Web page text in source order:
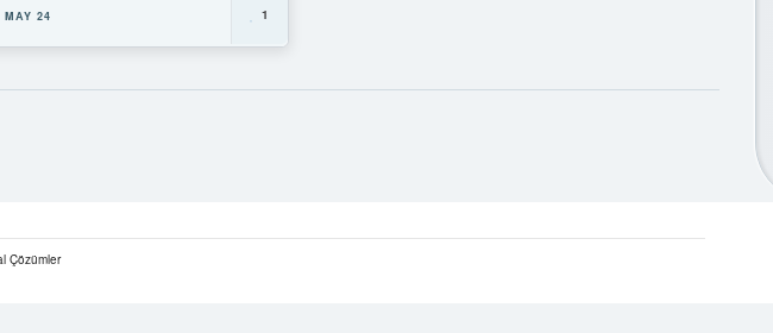
MAY 24 1
Çözümler